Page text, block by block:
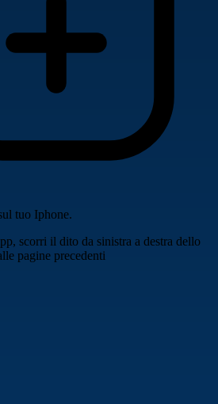
tuo Iphone.
scorri il dito da sinistra a destra dello
pagine precedenti